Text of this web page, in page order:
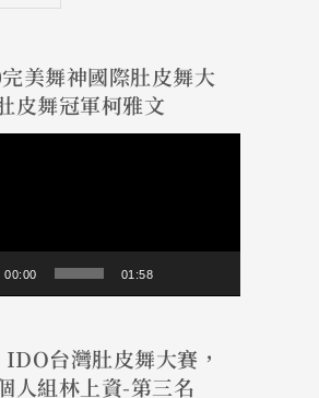
美舞神國際肚皮舞大
皮舞冠軍柯雅文
00:00 01:58
台灣肚皮舞大賽，
人組林上資-第三名